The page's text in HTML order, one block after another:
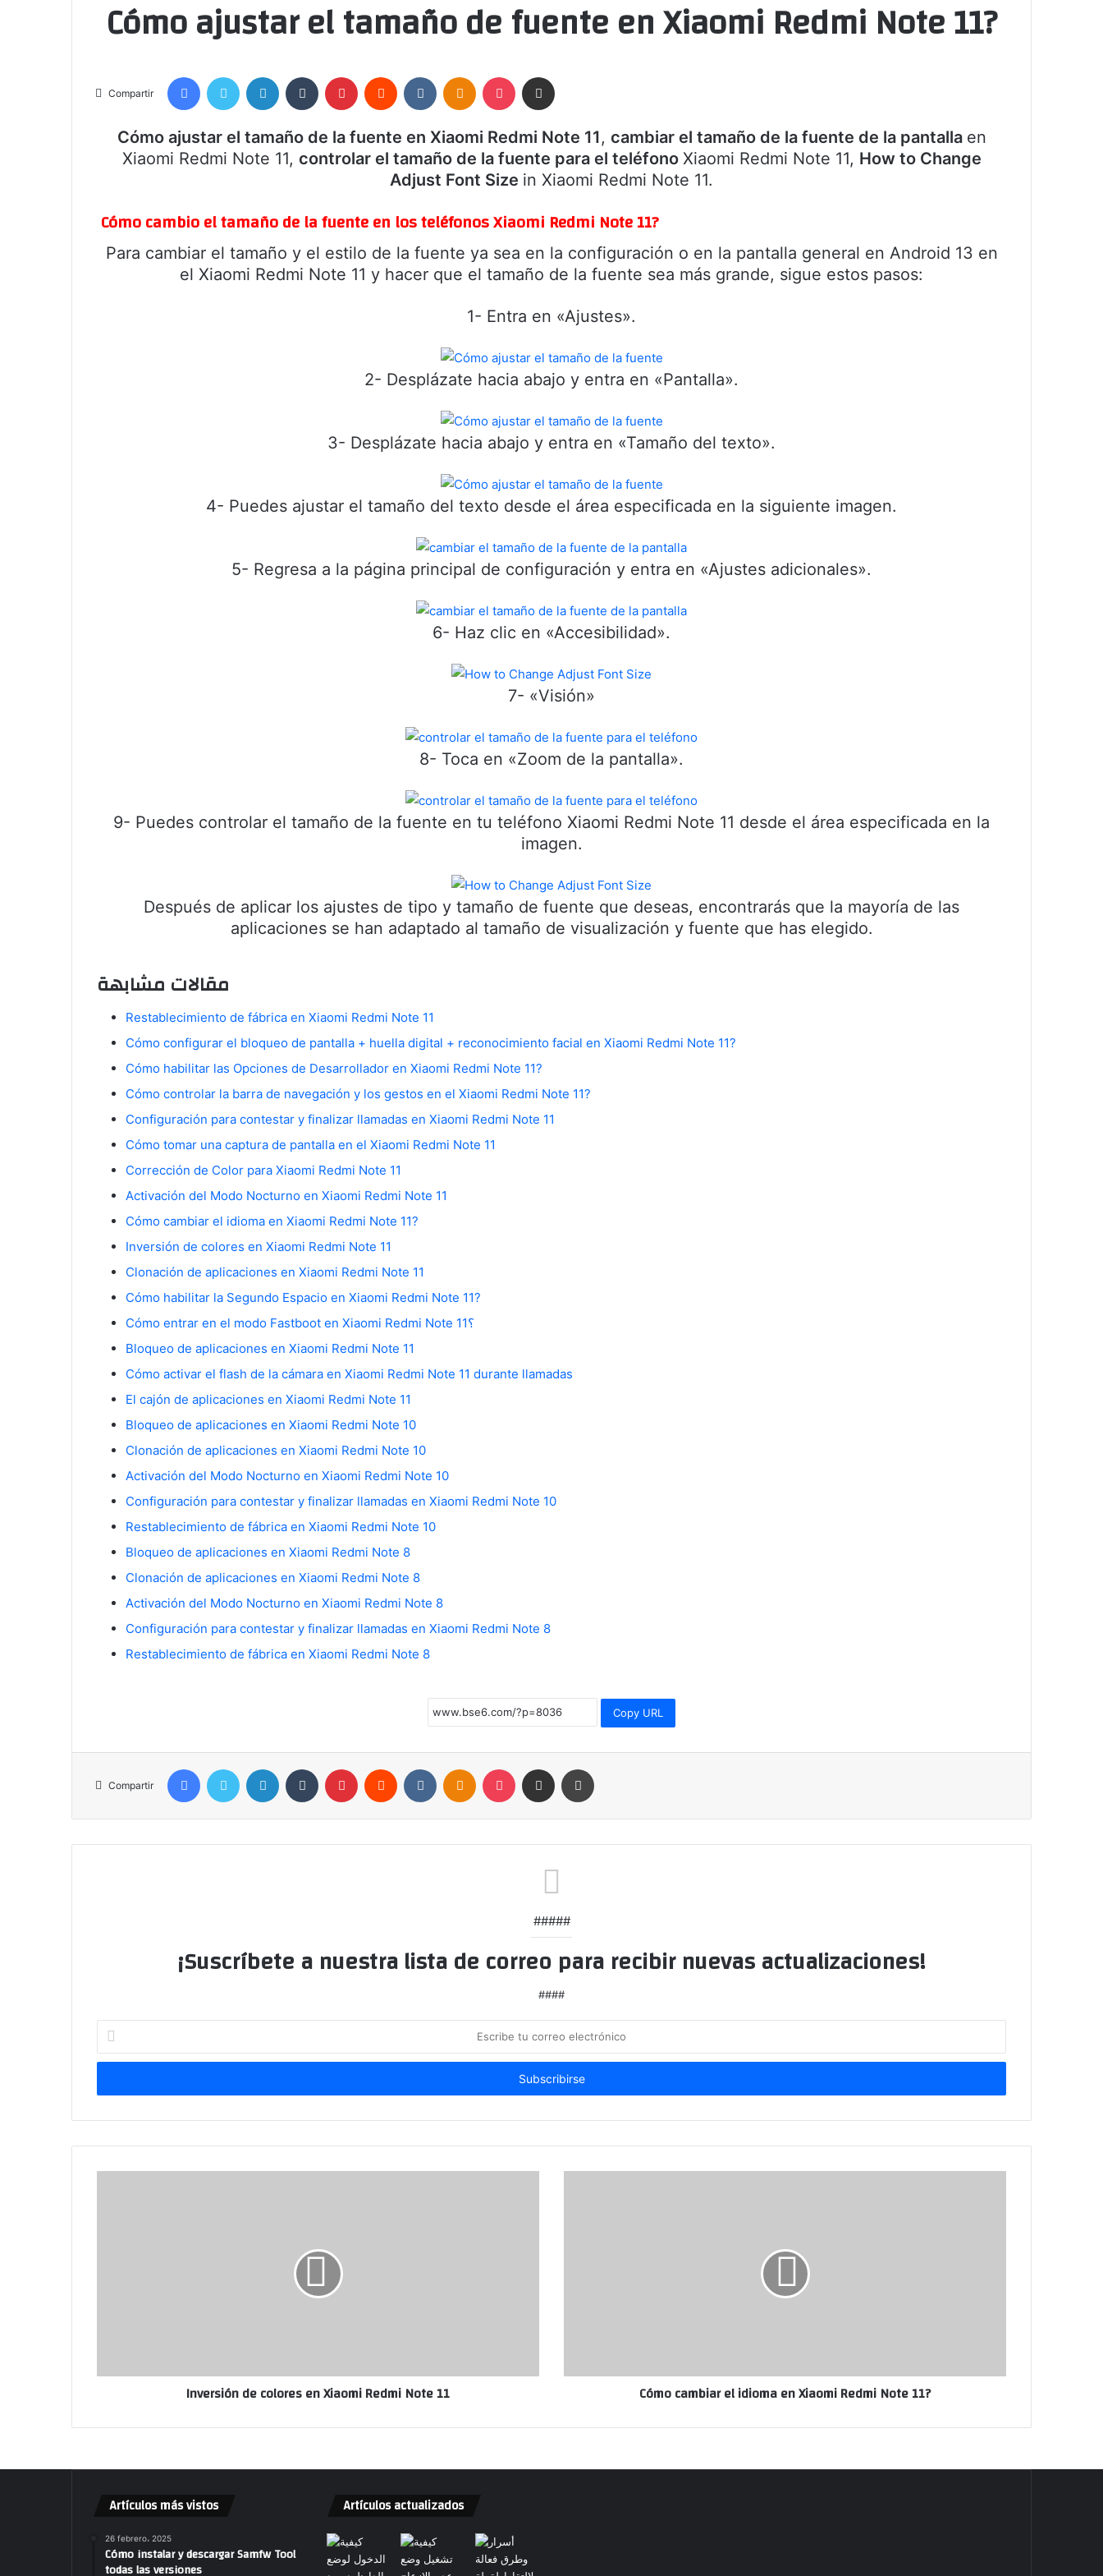
Cómo ajustar el tamaño de fuente en Xiaomi Redmi Note 11?
Compartir
FacebookTwitter LinkedIn Tumblr Pinterest Reddit VKontakteOdnoklassniki
Pocket
Cómo ajustar el tamaño de la fuente en Xiaomi Redmi Note 11, cambiar el tamaño de la fuente de la pantalla en
Xiaomi Redmi Note 11, controlar el tamaño de la fuente para el teléfono Xiaomi Redmi Note 11, How to Change
Adjust Font Size in Xiaomi Redmi Note 11.
Cómo cambio el tamaño de la fuente en los teléfonos Xiaomi Redmi Note 11?
Para cambiar el tamaño y el estilo de la fuente ya sea en la configuración o en la pantalla general en Android 13 en
el Xiaomi Redmi Note 11 y hacer que el tamaño de la fuente sea más grande, sigue estos pasos:
1- Entra en «Ajustes».
2- Desplázate hacia abajo y entra en «Pantalla».
3- Desplázate hacia abajo y entra en «Tamaño del texto».
4- Puedes ajustar el tamaño del texto desde el área especificada en la siguiente imagen.
5- Regresa a la página principal de configuración y entra en «Ajustes adicionales».
6- Haz clic en «Accesibilidad».
7- «Visión»
8- Toca en «Zoom de la pantalla».
9- Puedes controlar el tamaño de la fuente en tu teléfono Xiaomi Redmi Note 11 desde el área especificada en la
imagen.
Después de aplicar los ajustes de tipo y tamaño de fuente que deseas, encontrarás que la mayoría de las
aplicaciones se han adaptado al tamaño de visualización y fuente que has elegido.
مقالات مشابهة
Restablecimiento de fábrica en Xiaomi Redmi Note 11
Cómo configurar el bloqueo de pantalla + huella digital + reconocimiento facial en Xiaomi Redmi Note 11?
Cómo habilitar las Opciones de Desarrollador en Xiaomi Redmi Note 11?
Cómo controlar la barra de navegación y los gestos en el Xiaomi Redmi Note 11?
Configuración para contestar y finalizar llamadas en Xiaomi Redmi Note 11
Cómo tomar una captura de pantalla en el Xiaomi Redmi Note 11
Corrección de Color para Xiaomi Redmi Note 11
Activación del Modo Nocturno en Xiaomi Redmi Note 11
Cómo cambiar el idioma en Xiaomi Redmi Note 11?
Inversión de colores en Xiaomi Redmi Note 11
Clonación de aplicaciones en Xiaomi Redmi Note 11
Cómo habilitar la Segundo Espacio en Xiaomi Redmi Note 11?
Cómo entrar en el modo Fastboot en Xiaomi Redmi Note 11؟
Bloqueo de aplicaciones en Xiaomi Redmi Note 11
Cómo activar el flash de la cámara en Xiaomi Redmi Note 11 durante llamadas
El cajón de aplicaciones en Xiaomi Redmi Note 11
Bloqueo de aplicaciones en Xiaomi Redmi Note 10
Clonación de aplicaciones en Xiaomi Redmi Note 10
Activación del Modo Nocturno en Xiaomi Redmi Note 10
Configuración para contestar y finalizar llamadas en Xiaomi Redmi Note 10
Restablecimiento de fábrica en Xiaomi Redmi Note 10
Bloqueo de aplicaciones en Xiaomi Redmi Note 8
Clonación de aplicaciones en Xiaomi Redmi Note 8
Activación del Modo Nocturno en Xiaomi Redmi Note 8
Configuración para contestar y finalizar llamadas en Xiaomi Redmi Note 8
Restablecimiento de fábrica en Xiaomi Redmi Note 8
Copy URL
Compartir
FacebookTwitter LinkedIn Tumblr Pinterest Reddit VKontakteOdnoklassniki
Pocket Compartir por correo electrónico
#####
¡Suscríbete a nuestra lista de correo para recibir nuevas actualizaciones!
####
correo
Inversión de colores en Xiaomi Redmi Note 11 Cómo cambiar el idioma en Xiaomi Redmi Note 11?
Artículos más vistos
26 febrero، 2025
Cómo instalar y descargar Samfw Tool
todas las versiones
Artículos actualizados